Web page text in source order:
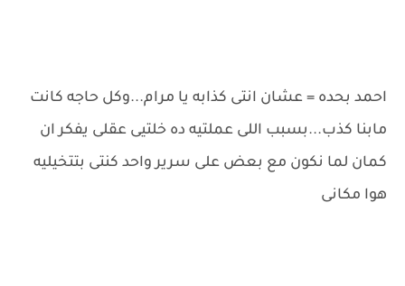
احمد بحده = عشان انتى كذابه يا مرام...وكل حاجه كانت
مابنا كذب...بسبب اللى عملتيه ده خلتيى عقلى يفكر ان
كمان لما نكون مع بعض على سرير واحد كنتى بتتخيليه
هوا مكانى